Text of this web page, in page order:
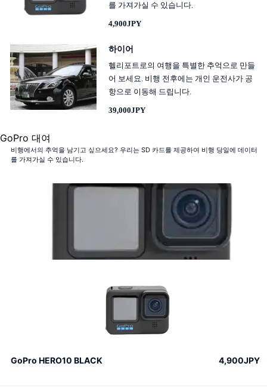
를 가져가실 수 있습니다.
4,900JPY
하이어
헬리포트로의 여행을 특별한 추억으로 만들
어 보세요. 비행 전후에는 개인 운전사가 공
항으로 이동해 드립니다.
39,000JPY
GoPro 대여
비행에서의 추억을 남기고 싶으세요? 우리는 SD 카드를 제공하여 비행 당일에 데이터
를 가져가실 수 있습니다.
GoPro HERO10 BLACK 4,900JPY